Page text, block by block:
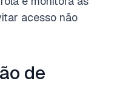
acesso não
de